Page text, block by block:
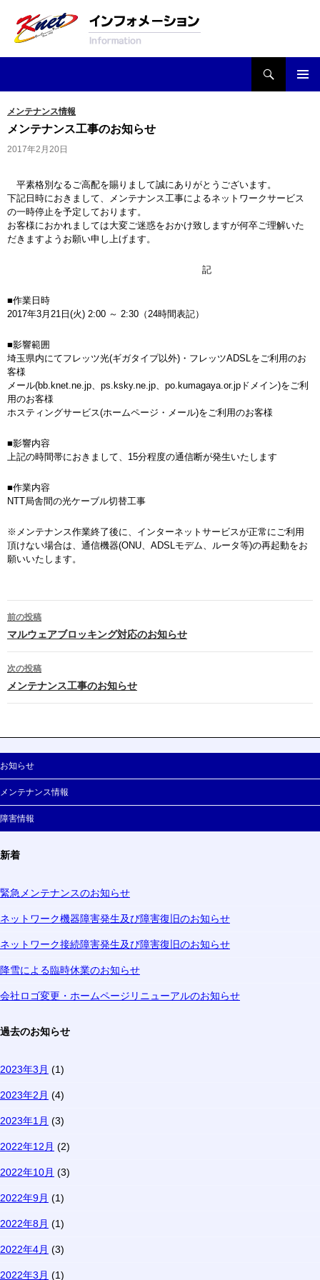
メンテナンス情報
メンテナンス工事のお知らせ
2017年2月20日
平素格別なるご高配を賜りまして誠にありがとうございます。
下記日時におきまして、メンテナンス工事によるネットワークサービス
の一時停止を予定しております。
お客様におかれましては大変ご迷惑をおかけ致しますが何卒ご理解いた
だきますようお願い申し上げます。
記
■作業日時
2017年3月21日(火) 2:00 ～ 2:30（24時間表記）
■影響範囲
埼玉県内にてフレッツ光(ギガタイプ以外)・フレッツADSLをご利用のお
客様
メール(bb.knet.ne.jp、ps.ksky.ne.jp、po.kumagaya.or.jpドメイン)をご利
用のお客様
ホスティングサービス(ホームページ・メール)をご利用のお客様
■影響内容
上記の時間帯におきまして、15分程度の通信断が発生いたします
■作業内容
NTT局舎間の光ケーブル切替工事
※メンテナンス作業終了後に、インターネットサービスが正常にご利用
頂けない場合は、通信機器(ONU、ADSLモデム、ルータ等)の再起動をお
願いいたします。
投稿ナビゲーション
前の投稿
マルウェアブロッキング対応のお知らせ
次の投稿
メンテナンス工事のお知らせ
お知らせ
メンテナンス情報
障害情報
新着
緊急メンテナンスのお知らせ
ネットワーク機器障害発生及び障害復旧のお知らせ
ネットワーク接続障害発生及び障害復旧のお知らせ
降雪による臨時休業のお知らせ
会社ロゴ変更・ホームページリニューアルのお知らせ
過去のお知らせ
2023年3月 (1)
2023年2月 (4)
2023年1月 (3)
2022年12月 (2)
2022年10月 (3)
2022年9月 (1)
2022年8月 (1)
2022年4月 (3)
2022年3月 (1)